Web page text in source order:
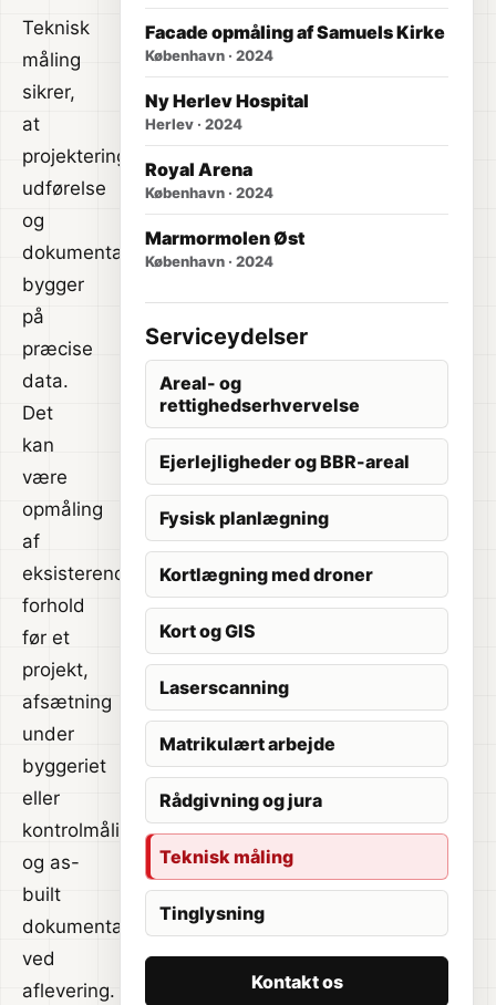
Teknisk
måling
sikrer,
at
projektering,
udførelse
og
dokumentation
bygger
på
præcise
data.
Det
kan
være
opmåling
af
eksisterende
forhold
før et
projekt,
afsætning
under
byggeriet
eller
kontrolmåling
og as-
built
dokumentation
ved
aflevering.
Facade opmåling af Samuels Kirke
København · 2024
Ny Herlev Hospital
Herlev · 2024
Royal Arena
København · 2024
Marmormolen Øst
København · 2024
Serviceydelser
Areal- og
rettighedserhvervelse
Ejerlejligheder og BBR-areal
Fysisk planlægning
Kortlægning med droner
Kort og GIS
Laserscanning
Matrikulært arbejde
Rådgivning og jura
Teknisk måling
Tinglysning
Kontakt os